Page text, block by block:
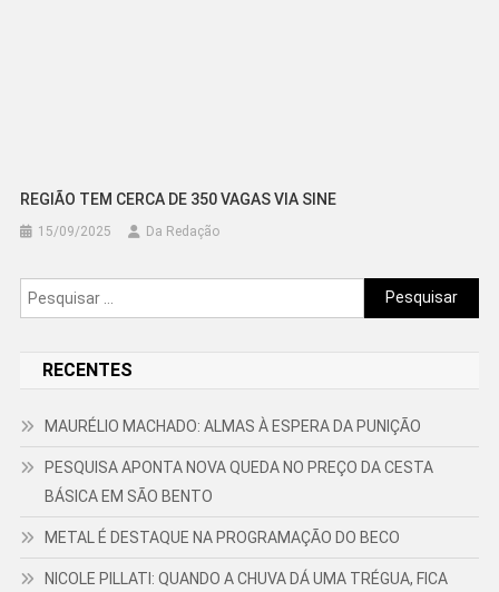
REGIÃO TEM CERCA DE 350 VAGAS VIA SINE
15/09/2025 Da Redação
Pesquisar
por:
RECENTES
MAURÉLIO MACHADO: ALMAS À ESPERA DA PUNIÇÃO
PESQUISA APONTA NOVA QUEDA NO PREÇO DA CESTA
BÁSICA EM SÃO BENTO
METAL É DESTAQUE NA PROGRAMAÇÃO DO BECO
NICOLE PILLATI: QUANDO A CHUVA DÁ UMA TRÉGUA, FICA